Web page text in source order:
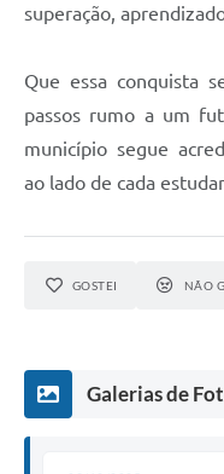
superação,
Que essa conquista
passos rumo a um
município segue
ao lado de cada
GOSTEI NÃO
Galerias de